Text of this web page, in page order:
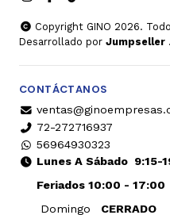
Copyright GINO 2026.
Desarrollado por Jumpseller .
CONTÁCTANOS
72-272716937
56964930323
Lunes A Sábado9:15-
Feriados 10:00 - 17:00
Domingo
CERRADO